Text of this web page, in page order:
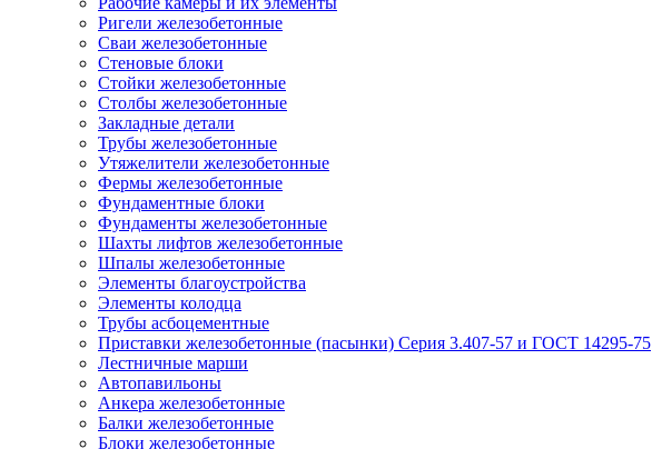
Ригели железобетонные
Сваи железобетонные
Стеновые блоки
Стойки железобетонные
Столбы железобетонные
Закладные детали
Трубы железобетонные
Утяжелители железобетонные
Фермы железобетонные
Фундаментные блоки
Фундаменты железобетонные
Шахты лифтов железобетонные
Шпалы железобетонные
Элементы благоустройства
Элементы колодца
Трубы асбоцементные
Приставки железобетонные (пасынки) Серия 3.407-57 и ГОСТ 14295-75
Лестничные марши
Автопавильоны
Анкера железобетонные
Балки железобетонные
Блоки железобетонные